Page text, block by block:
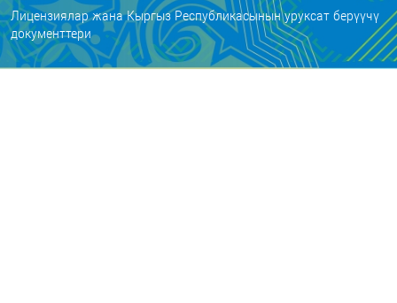
Лицензиялар жана Кыргыз Республикасынын уруксат берүүчү
документтери